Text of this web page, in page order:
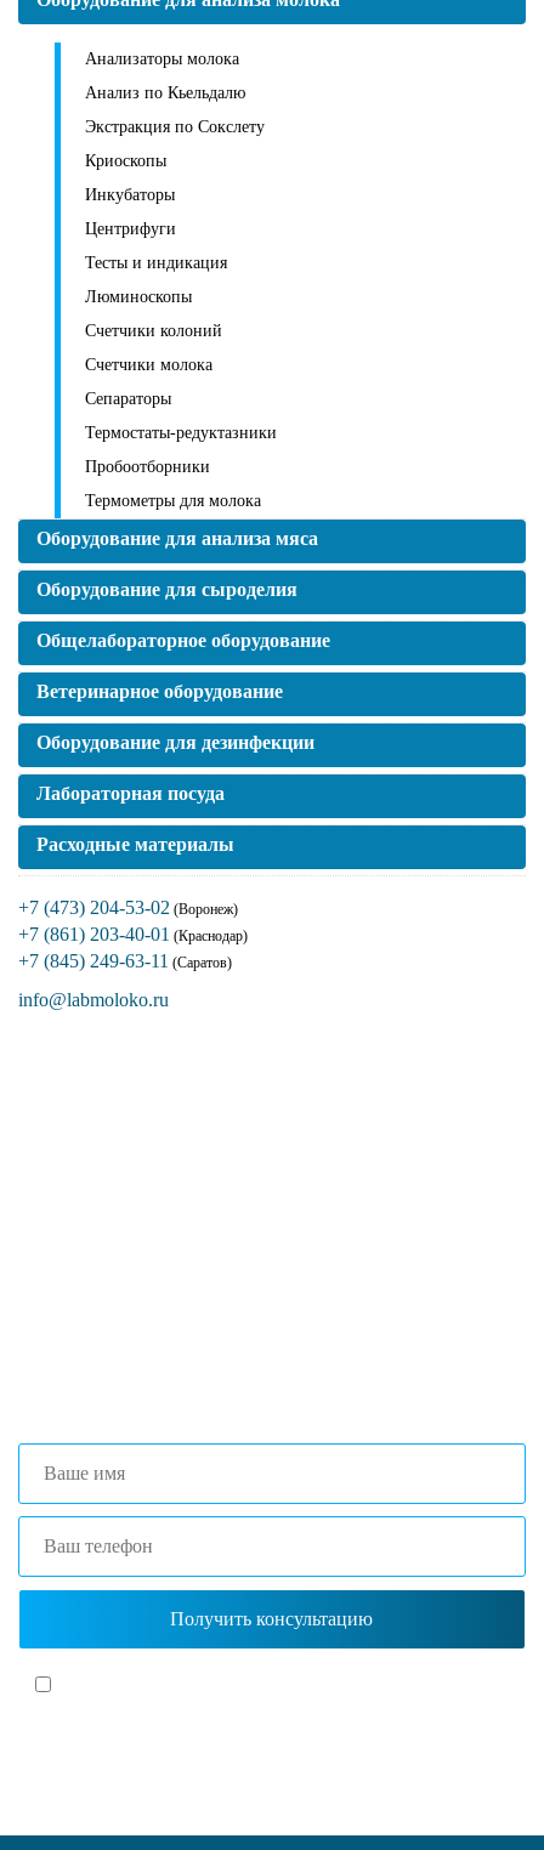
Анализаторы молока
Анализ по Кьельдалю
Экстракция по Сокслету
Криоскопы
Инкубаторы
Центрифуги
Тесты и индикация
Люминоскопы
Счетчики колоний
Счетчики молока
Сепараторы
Термостаты-редуктазники
Пробоотборники
Термометры для молока
Оборудование для анализа мяса
Оборудование для сыроделия
Общелабораторное оборудование
Ветеринарное оборудование
Оборудование для дезинфекции
Лабораторная посуда
Расходные материалы
+7 (473) 204-53-02 (Воронеж)
+7 (861) 203-40-01 (Краснодар)
+7 (845) 249-63-11 (Саратов)
info@labmoloko.ru